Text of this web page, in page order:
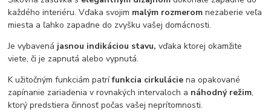
každého interiéru. Vďaka svojim malým rozmerom nezaberie veľa
miesta a ľahko zapadne do zvyšku vašej domácnosti.
Je vybavená jasnou indikáciou stavu, vďaka ktorej okamžite
viete, či je zapnutá alebo vypnutá.
K užitočným funkciám patrífunkcia cirkulácie na opakované
zapínanie zariadenia v rovnakých intervaloch a náhodný režim,
ktorý predstiera činnosť počas vašej neprítomnosti.